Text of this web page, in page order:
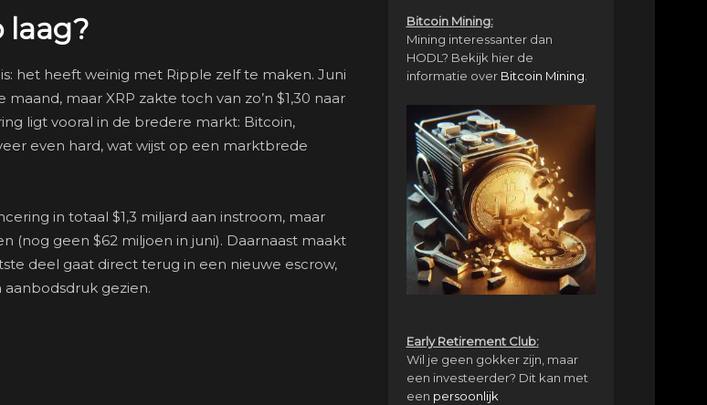
laag?
het heeft weinig met Ripple zelf te maken. Juni
maar XRP zakte toch van zo’n $1,30 naar
ligt vooral in de bredere markt: Bitcoin,
even hard, wat wijst op een marktbrede
in totaal $1,3 miljard aan instroom, maar
(nog geen $62 miljoen in juni). Daarnaast maakt
deel gaat direct terug in een nieuwe escrow,
gezien.
Bitcoin Mining:
Mining interessanter dan
HODL? Bekijk hier de
informatie over Bitcoin Mining
Early Retirement Club:
Wil je geen gokker zijn, maar
een investeerder? Dit kan met
een persoonlijk